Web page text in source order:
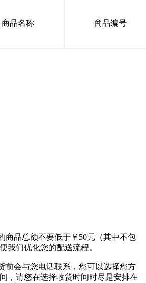
商品名称 商品编号
商品总额不要低于￥50元（其中不包
我们优化您的配送流程。
前会与您电话联系，您可以选择您方
，请您在选择收货时间时尽是安排在